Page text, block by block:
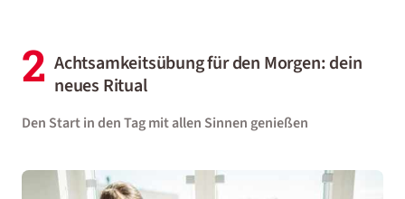
2 Achtsamkeitsübung für den Morgen: dein
neues Ritual
Den Start in den Tag mit allen Sinnen genießen